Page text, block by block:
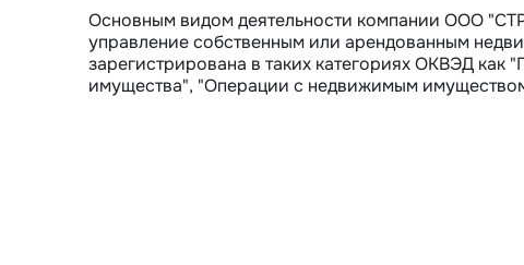
Основным видом деятельности компании ООО
управление собственным или арендованным
зарегистрирована в таких категориях ОКВЭД
имущества", "Операции с недвижимым